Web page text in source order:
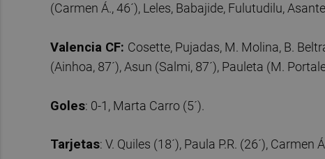
(Carmen Á., 46´), Leles, Babajide, Fulutudilu,
Valencia CF: Cosette, Pujadas, M. Molina, B.
(Ainhoa, 87´), Asun (Salmi, 87´), Pauleta (M.
Goles: 0-1, Marta Carro (5´).
Tarjetas: V. Quiles (18´), Paula P.R. (26´),